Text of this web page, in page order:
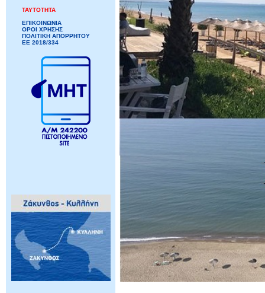
ΤΑΥΤΟΤΗΤΑ
ΕΠΙΚΟΙΝΩΝΙΑ
ΟΡΟΙ ΧΡΗΣΗΣ
ΠΟΛΙΤΙΚΗ ΑΠΟΡΡΗΤΟΥ
ΕΕ 2018/334